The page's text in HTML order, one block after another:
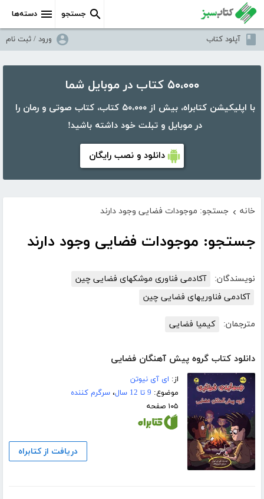
دسته‌ها جستجو
آپلود کتاب ورود / ثبت نام
۵۰،۰۰۰ کتاب در موبایل شما
با اپلیکیشن کتابراه، بیش از ۵۰،۰۰۰ کتاب، کتاب صوتی و رمان را
در موبایل و تبلت خود داشته باشید!
دانلود و نصب رایگان
خانه › جستجو: موجودات فضایی وجود دارند
جستجو: موجودات فضایی وجود دارند
نویسندگان:
آکادمی فناوری موشکهای فضایی چین
آکادمی فناوریهای فضایی چین
مترجمان: کیمیا فضایی
دانلود کتاب گروه پیش آهنگان فضایی
از: ای آی نیوتن
موضوع: 9 تا 12 سال ،سرگرم کننده
۱۰۵ صفحه
دریافت از کتابراه